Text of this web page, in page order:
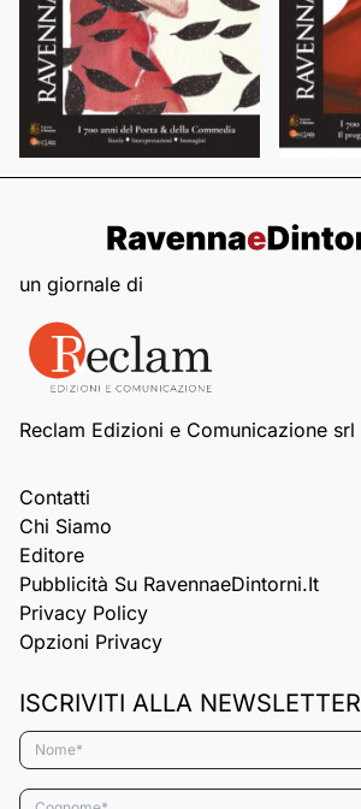
un giornale di
Reclam Edizioni e Comunicazione srl
Contatti
Chi Siamo
Editore
Pubblicità Su RavennaeDintorni.it
Privacy Policy
Opzioni Privacy
ISCRIVITI ALLA NEWSLETTER
Nome*
Cognome*